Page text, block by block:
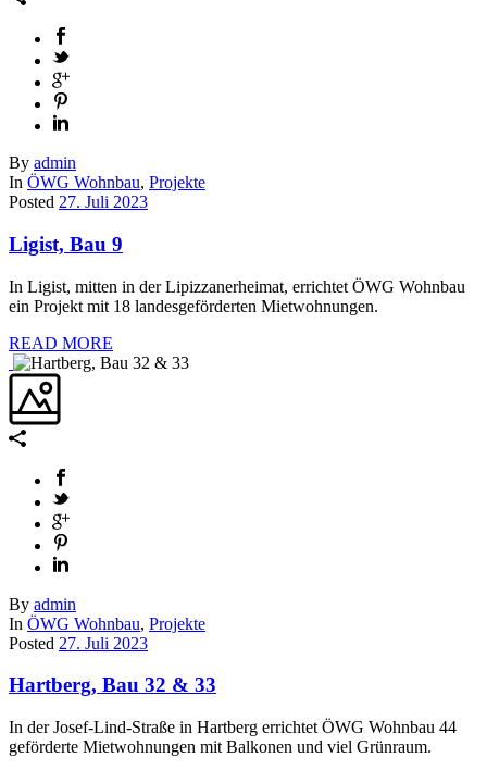
By admin
In ÖWG Wohnbau, Projekte
Posted 27. Juli 2023
Ligist, Bau 9
In Ligist, mitten in der Lipizzanerheimat, errichtet ÖWG Wohnbau
ein Projekt mit 18 landesgeförderten Mietwohnungen.
READ MORE
By admin
In ÖWG Wohnbau, Projekte
Posted 27. Juli 2023
Hartberg, Bau 32 & 33
In der Josef-Lind-Straße in Hartberg errichtet ÖWG Wohnbau 44
geförderte Mietwohnungen mit Balkonen und viel Grünraum.